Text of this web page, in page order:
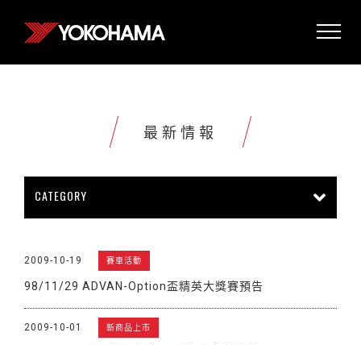
最新情報
CATEGORY
販促活動
2009-10-19 賽車活動
98/11/29 ADVAN-Option盃精英大獎賽預告
2009-10-01 新商品上市